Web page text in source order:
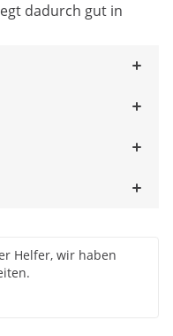
dadurch gut in
Helfer, wir haben